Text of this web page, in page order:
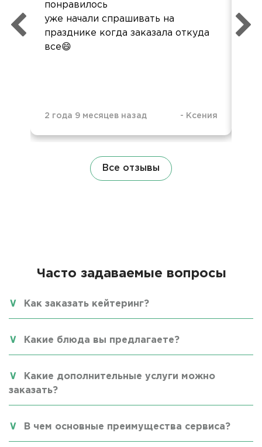
понравилось
уже начали спрашивать на
празднике когда заказала откуда
все😄
2 года 9 месяцев назад - Ксения
Все отзывы
Часто задаваемые вопросы
Как заказать кейтеринг?
Какие блюда вы предлагаете?
Какие дополнительные услуги можно
заказать?
В чем основные преимущества сервиса?